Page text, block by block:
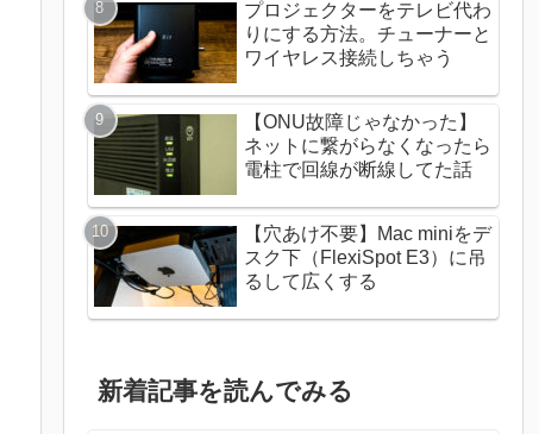
プロジェクターをテレビ代わ
りにする方法。チューナーと
ワイヤレス接続しちゃう
【ONU故障じゃなかった】
ネットに繋がらなくなったら
電柱で回線が断線してた話
【穴あけ不要】Mac miniをデ
スク下（FlexiSpot E3）に吊
るして広くする
新着記事を読んでみる